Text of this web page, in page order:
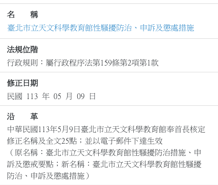
名 稱
臺北市立天文科學教育館性騷擾防治、申訴及懲處措施
法規位階
行政規則：屬行政程序法第159條第2項第1款
修正日期
民國 113 年 05 月 09 日
沿 革
中華民國113年5月9日臺北市立天文科學教育館奉首長核定
修正名稱及全文25點；並以電子郵件下達生效
（原名稱：臺北市立天文科學教育館性騷擾防治措施、申
訴及懲戒要點；新名稱：臺北市立天文科學教育館性騷擾
防治、申訴及懲處措施）